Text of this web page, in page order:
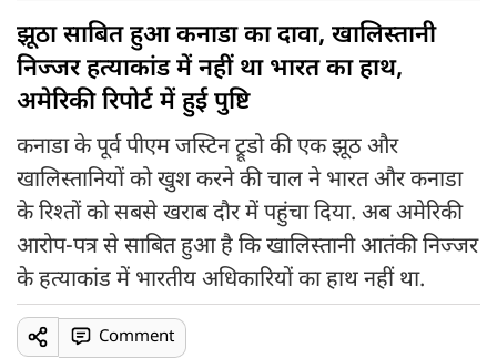
झूठा साबित हुआ कनाडा का दावा, खालिस्तानी
निज्जर हत्याकांड में नहीं था भारत का हाथ,
अमेरिकी रिपोर्ट में हुई पुष्टि
कनाडा के पूर्व पीएम जस्टिन ट्रूडो की एक झूठ और
खालिस्तानियों को खुश करने की चाल ने भारत और कनाडा
के रिश्तों को सबसे खराब दौर में पहुंचा दिया. अब अमेरिकी
आरोप-पत्र से साबित हुआ है कि खालिस्तानी आतंकी निज्जर
के हत्याकांड में भारतीय अधिकारियों का हाथ नहीं था.
Comment